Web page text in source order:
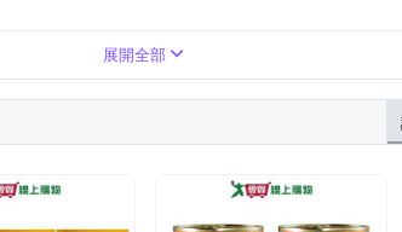
展開全部